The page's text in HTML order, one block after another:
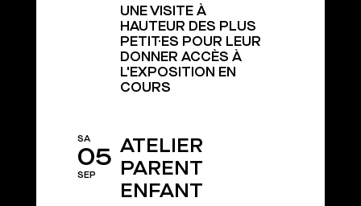
UNE VISITE À
HAUTEUR DES PLUS
PETIT·ES POUR LEUR
DONNER ACCÈS À
L'EXPOSITION EN
COURS
SA
05
SEP
ATELIER
PARENT
ENFANT